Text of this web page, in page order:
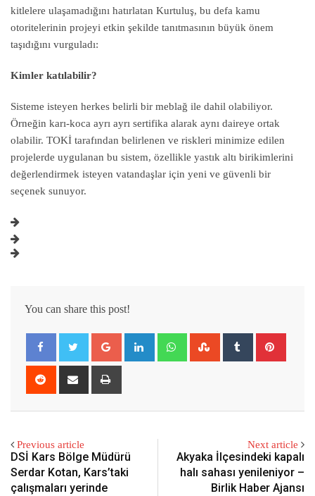
kitlelere ulaşamadığını hatırlatan Kurtuluş, bu defa kamu
otoritelerinin projeyi etkin şekilde tanıtmasının büyük önem
taşıdığını vurguladı:
Kimler katılabilir?
Sisteme isteyen herkes belirli bir meblağ ile dahil olabiliyor.
Örneğin karı-koca ayrı ayrı sertifika alarak aynı daireye ortak
olabilir. TOKİ tarafından belirlenen ve riskleri minimize edilen
projelerde uygulanan bu sistem, özellikle yastık altı birikimlerini
değerlendirmek isteyen vatandaşlar için yeni ve güvenli bir
seçenek sunuyor.
You can share this post!
Email
Previous article
DSİ Kars Bölge Müdürü
Serdar Kotan, Kars’taki
çalışmaları yerinde
Next article
Akyaka İlçesindeki kapalı
halı sahası yenileniyor –
Birlik Haber Ajansı